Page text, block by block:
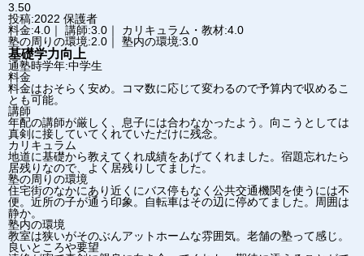
3.50
投稿:2022 保護者
料金:4.0｜ 講師:3.0｜ カリキュラム・教材:4.0
塾の周りの環境:2.0｜ 塾内の環境:3.0
基礎学力向上
通塾時学年:中学生
料金
料金はおそらく安め。コマ数に応じて変わるので予算内で収めるこ
とも可能。
講師
年配の講師が厳しく、息子には合わなかったよう。向こうとしては
真剣に接していてくれていただけに残念。
カリキュラム
地道に基礎から教えてくれ成績をあげてくれました。宿題忘れたら
居残りなので、よく居残りしてました。
塾の周りの環境
住宅街のなかにあり近くにバス停もなく公共交通機関を使うには不
便。近所の子が通う印象。自転車はその辺に停めてました。周囲は
静か。
塾内の環境
教室は狭いがそのぶんアットホームな雰囲気。老舗の塾って感じ。
良いところや要望